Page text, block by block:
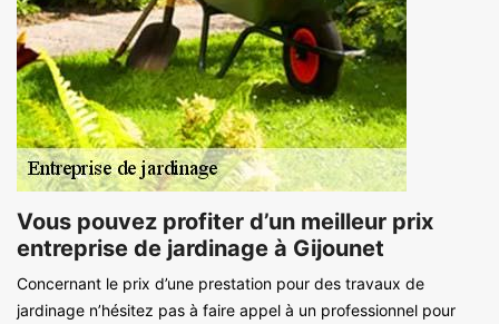
Vous pouvez profiter d’un meilleur prix
entreprise de jardinage à Gijounet
Concernant le prix d’une prestation pour des travaux de
jardinage n’hésitez pas à faire appel à un professionnel pour